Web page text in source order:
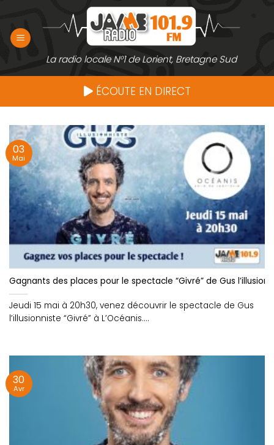
contenu
La radio locale N°1 de Lorient, Bretagne Sud
ÉCOUTE EN DIRECT
Gagnants des places pour le spectacle “Givré” de Gus
Jeudi 15 mai à 20h30, venez découvrir le spectacle de Gus
l’illusionniste “Givré” à L’Océanis....
03
Mai
30
Avr